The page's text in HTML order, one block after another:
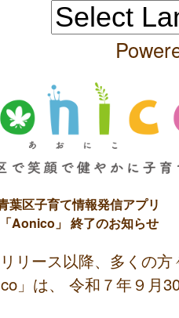
葉区子育て情報発信アプリ
「Aonico」 終了のお知らせ
リース以降、多くの方
」は、 令和７年９月